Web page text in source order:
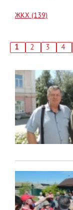
ЖКХ (139)
Текущая
1 Страница
2 Страница
3 4